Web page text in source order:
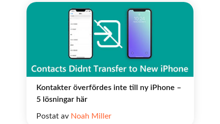
Kontakter överfördes inte till ny iPhone –
5 lösningar här
Postat av Noah Miller